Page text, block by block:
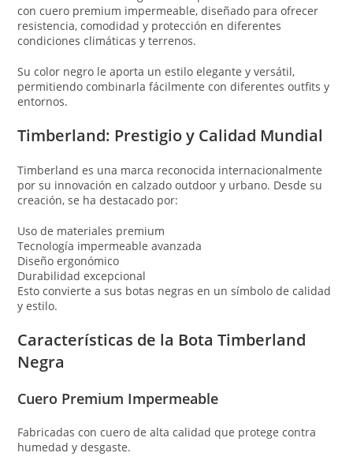
con cuero premium impermeable, diseñado para ofrecer
resistencia, comodidad y protección en diferentes
condiciones climáticas y terrenos.
Su color negro le aporta un estilo elegante y versátil,
permitiendo combinarla fácilmente con diferentes outfits y
entornos.
Timberland: Prestigio y Calidad Mundial
Timberland es una marca reconocida internacionalmente
por su innovación en calzado outdoor y urbano. Desde su
creación, se ha destacado por:
Uso de materiales premium
Tecnología impermeable avanzada
Diseño ergonómico
Durabilidad excepcional
Esto convierte a sus botas negras en un símbolo de calidad
y estilo.
Características de la Bota Timberland
Negra
Cuero Premium Impermeable
Fabricadas con cuero de alta calidad que protege contra
humedad y desgaste.